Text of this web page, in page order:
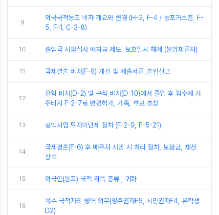
9
외국국적동포 비자 개요와 변경 (H-2, F-4 / 동포거소증, F-
5, F-1, C-3-8)
10 출입국 사범심사 예치금 제도, 보호일시 해제 (불법체류자)
11 국제결혼 비자(F-6) 개괄 및 제출서류_혼인신고
12
유학 비자(D-2) 및 구직 비자(D-10)에서 졸업 후 점수제 거
주비자 F-2-7로 변경허가, 가족, 부모 초청
13 공익사업 투자이민제 절차 (F-2-9, F-5-21)
14
국제결혼(F-6) 후 배우자 사망 시 처리 절차, 보험금, 재산
상속
15 외국인(동포) 국적 취득 종류 , 귀화
16
복수 국적자의 병역 의무(영주권자F5, 시민권자F4, 유학생
D2)